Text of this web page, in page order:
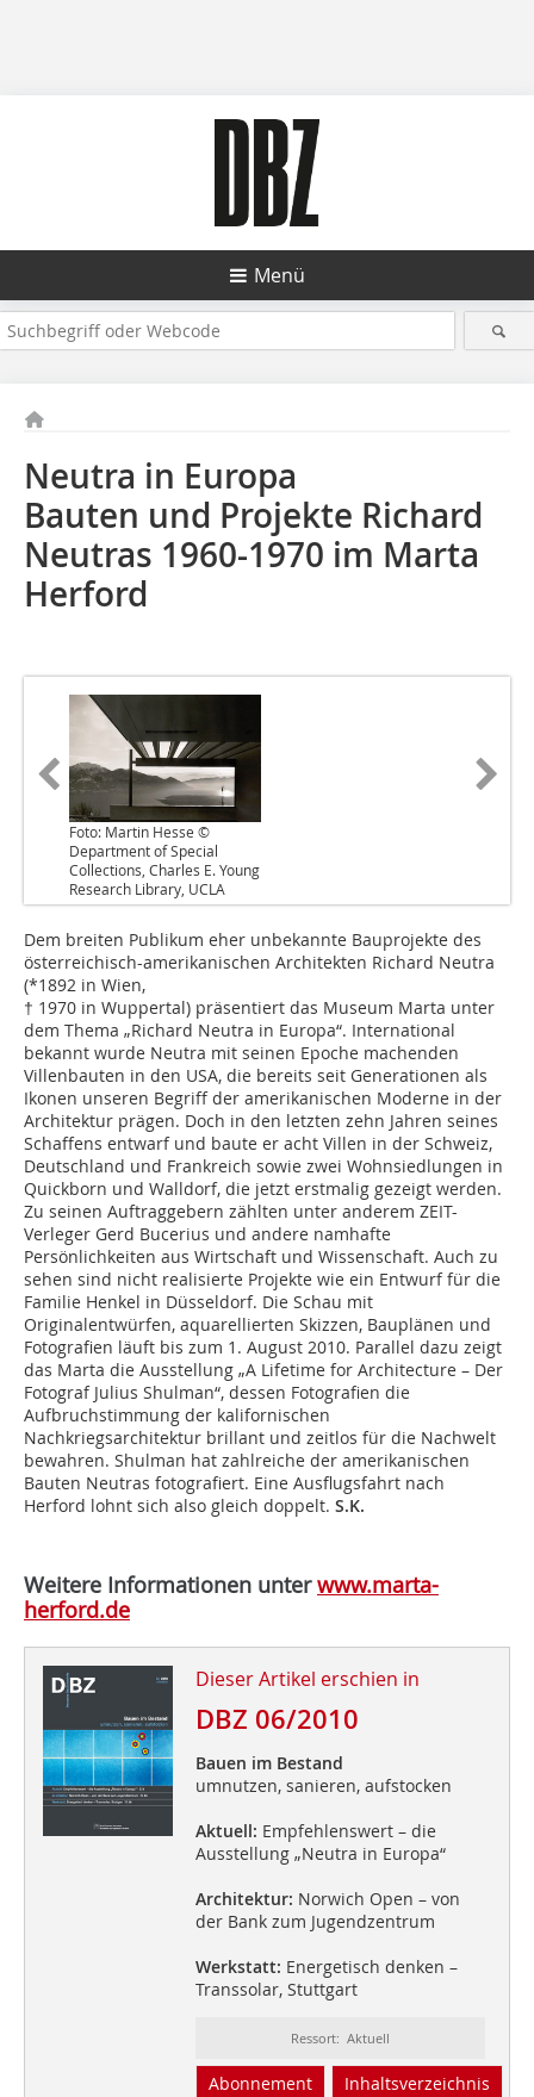
Menü
Neutra in Europa
Bauten und Projekte Richard
Neutras 1960-1970 im Marta
Herford
Foto: Martin Hesse ©
Department of Special
Collections, Charles E. Young
Research Library, UCLA
Dem breiten Publikum eher unbekannte Bauprojekte des
österreichisch-amerikanischen Architekten Richard Neutra
(*1892 in Wien,
† 1970 in Wuppertal) präsentiert das Museum Marta unter
dem Thema „Richard Neutra in Europa“. International
bekannt wurde Neutra mit seinen Epoche machenden
Villenbauten in den USA, die bereits seit Generationen als
Ikonen unseren Begriff der amerikanischen Moderne in der
Architektur prägen. Doch in den letzten zehn Jahren seines
Schaffens ent­warf und baute er acht Villen in der Schweiz,
Deutschland und Frankreich sowie zwei Wohn­siedlungen in
Quickborn und Walldorf, die jetzt erstmalig gezeigt werden.
Zu seinen Auf­traggebern zählten unter anderem ZEIT-
Verleger Gerd Bucerius und andere namhafte
Persönlichkeiten aus Wirtschaft und Wissenschaft. Auch zu
sehen sind nicht realisierte Projekte wie ein Entwurf für die
Familie Henkel in Düsseldorf. Die Schau mit
Originalentwürfen, aquarellierten Skizzen, Bauplänen und
Fotografien läuft bis zum 1. August 2010. Parallel dazu zeigt
das Marta die Ausstellung „A Lifetime for Architecture – Der
Fotograf Julius Shulman“, dessen Fotografien die
Aufbruchstimmung der kalifornischen
Nachkriegsarchitektur brillant und zeitlos für die Nachwelt
bewah­ren. Shulman hat zahlreiche der amerikanischen
Bauten Neutras fotografiert. Eine Ausflugsfahrt nach
Herford lohnt sich also gleich doppelt. S.K.
Weitere Informationen unterwww.marta-
herford.de
Dieser Artikel erschien in
DBZ 06/2010
Bauen im Bestand
umnutzen, sanieren, aufstocken
Aktuell: Empfehlenswert – die
Ausstellung „Neutra in Europa“
Architektur: Norwich Open – von
der Bank zum Jugendzentrum
Werkstatt: Energetisch denken –
Transsolar, Stuttgart
Ressort: Aktuell
Abonnement Inhaltsverzeichnis